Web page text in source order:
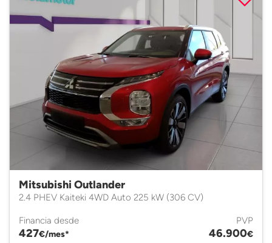
Mitsubishi Outlander
2.4 PHEV Kaiteki 4WD Auto 225 kW (306 CV)
Financia desde
427€/mes*
PVP
46.900€